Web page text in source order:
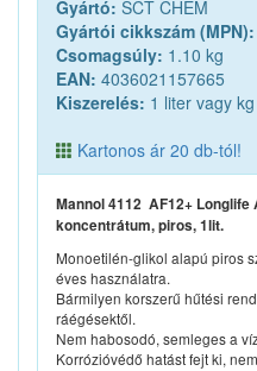
Gyártó: SCT CHEM
Gyártói cikkszám (MPN):
Csomagsúly: 1.10 kg
EAN: 4036021157665
Kiszerelés: 1 liter vagy kg
Kartonos ár 20 db-tól!
Mannol 4112 AF12+
koncentrátum, piros, 1lit.
Monoetilén-glikol alapú piros
éves használatra.
Bármilyen korszerű hűtési
ráégésektől.
Nem habosodó, semleges a
Korrózióvédő hatást fejt ki,